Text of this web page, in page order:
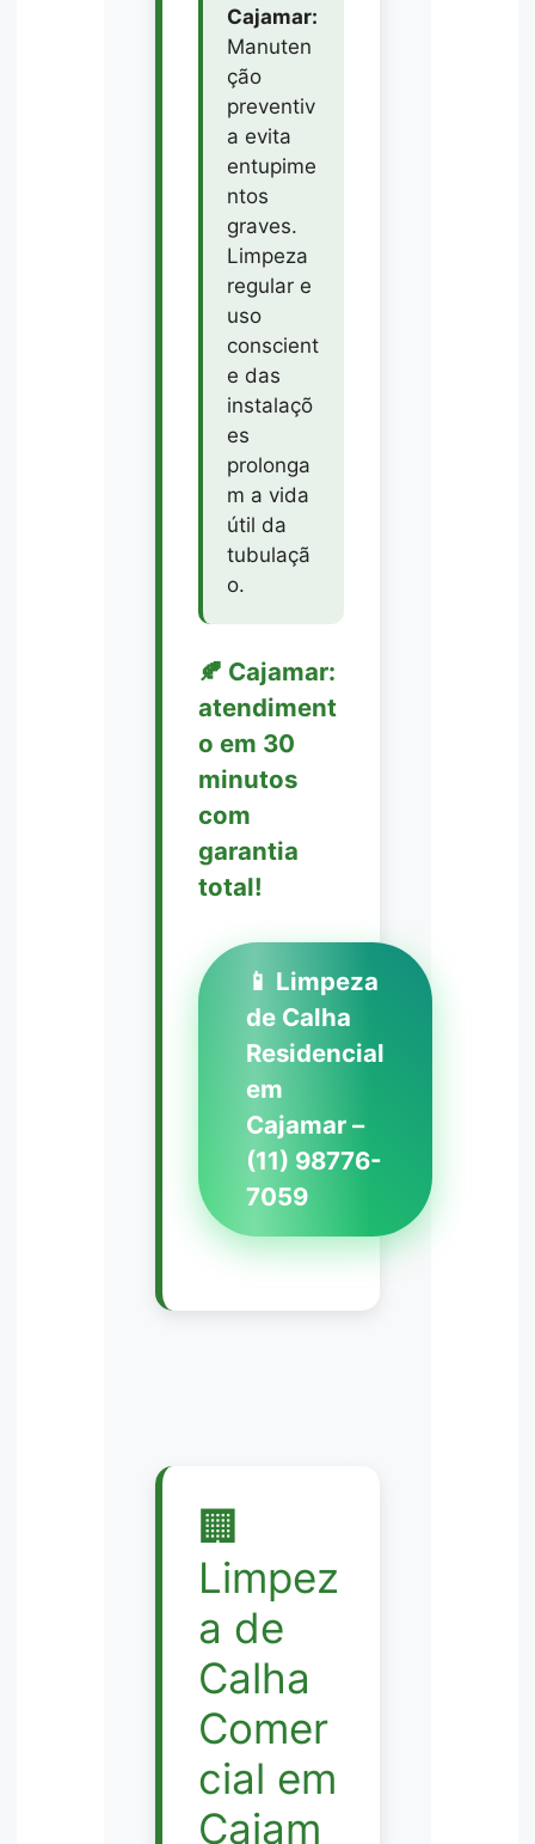
Cajamar:
Manuten
ção
preventiv
a evita
entupime
ntos
graves.
Limpeza
regular e
uso
conscient
e das
instalaçõ
es
prolonga
m a vida
útil da
tubulaçã
o.
🍂 Cajamar:
atendiment
o em 30
minutos
com
garantia
total!
📱 Limpeza
de Calha
Residencial
em
Cajamar –
(11) 98776-
7059
🏢
Limpez
a de
Calha
Comer
cial em
Cajam